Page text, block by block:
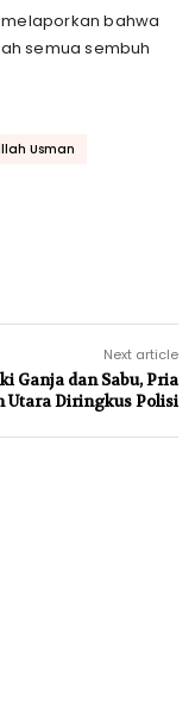
melaporkan bahwa
semua sembuh
Usman
Next article
Ganja dan Sabu, Pria
Utara Diringkus Polisi